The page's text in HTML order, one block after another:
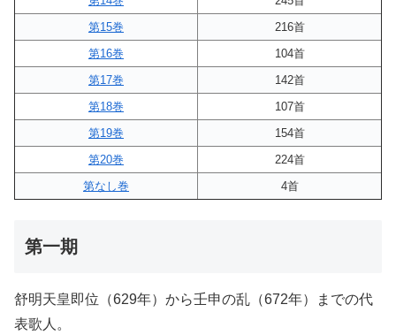
第15巻
216首
第16巻
104首
第17巻
142首
第18巻
107首
第19巻
154首
第20巻
224首
第なし巻
4首
第一期
舒明天皇即位（629年）から壬申の乱（672年）までの代
表歌人。